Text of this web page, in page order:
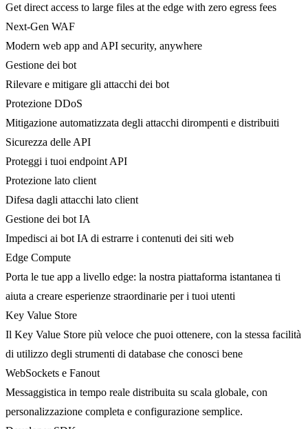
Get direct access to large files at the edge with zero egress fees
Next-Gen WAF
Modern web app and API security, anywhere
Gestione dei bot
Rilevare e mitigare gli attacchi dei bot
Protezione DDoS
Mitigazione automatizzata degli attacchi dirompenti e distribuiti
Sicurezza delle API
Proteggi i tuoi endpoint API
Protezione lato client
Difesa dagli attacchi lato client
Gestione dei bot IA
Impedisci ai bot IA di estrarre i contenuti dei siti web
Edge Compute
Porta le tue app a livello edge: la nostra piattaforma istantanea ti
aiuta a creare esperienze straordinarie per i tuoi utenti
Key Value Store
Il Key Value Store più veloce che puoi ottenere, con la stessa facilità
di utilizzo degli strumenti di database che conosci bene
WebSockets e Fanout
Messaggistica in tempo reale distribuita su scala globale, con
personalizzazione completa e configurazione semplice.